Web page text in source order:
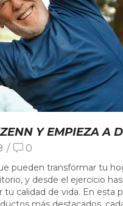
Y EMPIEZA A
/ 0
pueden transformar tu
y desde el ejercicio
calidad de vida. En esta